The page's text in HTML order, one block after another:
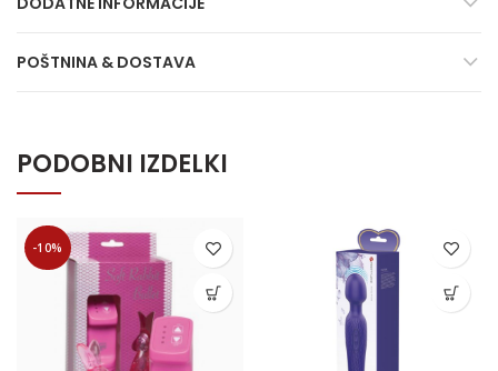
POŠTNINA & DOSTAVA
PODOBNI IZDELKI
-10%